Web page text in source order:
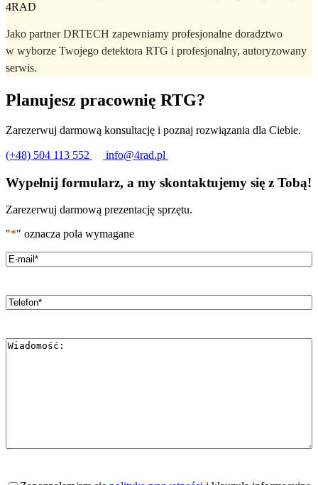
4RAD
Jako partner DRTECH zapewniamy profesjonalne doradztwo
w wyborze Twojego detektora RTG i profesjonalny, autoryzowany
serwis.
Planujesz pracownię RTG?
Zarezerwuj darmową konsultację i poznaj rozwiązania dla Ciebie.
(+48) 504 113 552 info@4rad.pl
Wypełnij formularz, a my skontaktujemy się z Tobą!
Zarezerwuj darmową prezentację sprzętu.
"*" oznacza pola wymagane
Email*
Telefon*
Wiadomość*